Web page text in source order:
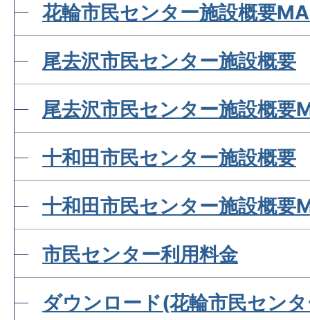
花輪市民センター施設概要
尾去沢市民センター施設概要
尾去沢市民センター施設概要
十和田市民センター施設概要
十和田市民センター施設概要
市民センター利用料金
ダウンロード(花輪市民セン